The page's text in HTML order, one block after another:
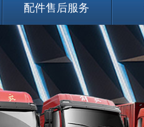
配件售后服务